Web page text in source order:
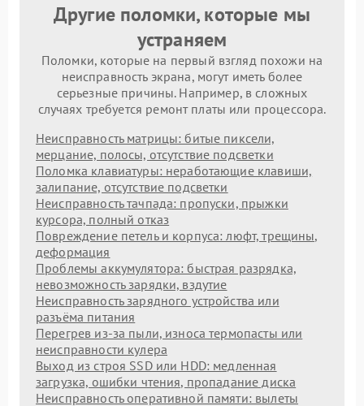
Другие поломки, которые мы
устраняем
Поломки, которые на первый взгляд похожи на
неисправность экрана, могут иметь более
серьезные причины. Например, в сложных
случаях требуется ремонт платы или процессора.
Неисправность матрицы: битые пиксели,
мерцание, полосы, отсутствие подсветки
Поломка клавиатуры: неработающие клавиши,
залипание, отсутствие подсветки
Неисправность тачпада: пропуски, прыжки
курсора, полный отказ
Повреждение петель и корпуса: люфт, трещины,
деформация
Проблемы аккумулятора: быстрая разрядка,
невозможность зарядки, вздутие
Неисправность зарядного устройства или
разъёма питания
Перегрев из‑за пыли, износа термопасты или
неисправности кулера
Выход из строя SSD или HDD: медленная
загрузка, ошибки чтения, пропадание диска
Неисправность оперативной памяти: вылеты